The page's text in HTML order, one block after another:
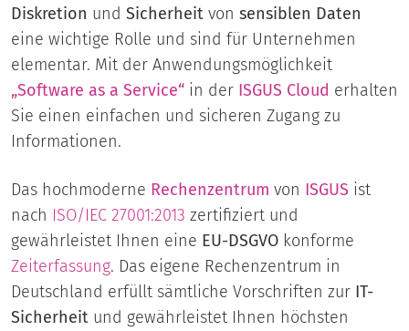
Diskretion und Sicherheit von sensiblen Daten
eine wichtige Rolle und sind für Unternehmen
elementar. Mit der Anwendungsmöglichkeit
„Software as a Service“ in der ISGUS Cloud erhalten
Sie einen einfachen und sicheren Zugang zu
Informationen.
Das hochmoderne Rechenzentrum von ISGUS ist
nach ISO/IEC 27001:2013 zertifiziert und
gewährleistet Ihnen eine EU-DSGVO konforme
Zeiterfassung. Das eigene Rechenzentrum in
Deutschland erfüllt sämtliche Vorschriften zur IT-
Sicherheit und gewährleistet Ihnen höchsten